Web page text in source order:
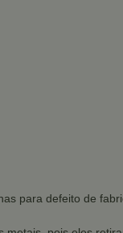
para defeito de